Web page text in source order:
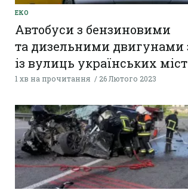
ЕКО
Автобуси з бензиновими
та дизельними двигунами
із вулиць українських міст
1 хв на прочитання 26 Лютого 2023